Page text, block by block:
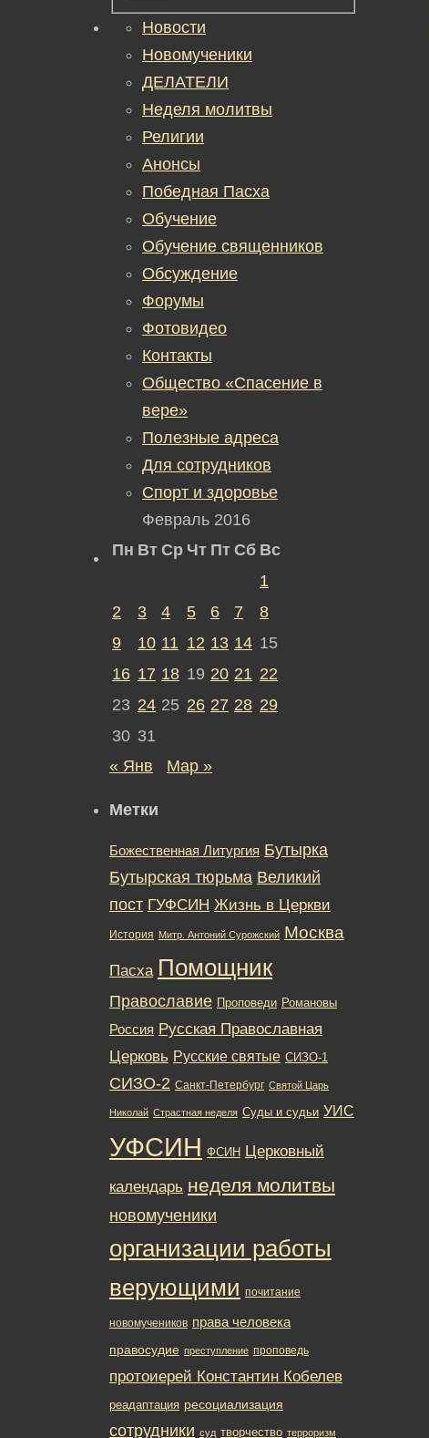
Новости
Новомученики
ДЕЛАТЕЛИ
Неделя молитвы
Религии
Анонсы
Победная Пасха
Обучение
Обучение священников
Обсуждение
Форумы
Фотовидео
Контакты
Общество «Спасение в
вере»
Полезные адреса
Для сотрудников
Спорт и здоровье
Февраль 2016
Пн Вт Ср Чт Пт Сб Вс
1
2
3 4 5 6 7
8
9
10 11 12 13 14 15
16 17 18 19 20 21 22
23 24 25 26 27 28 29
30 31
« Янв
Мар »
Метки
Божественная Литургия Бутырка
Бутырская тюрьма Великий
пост ГУФСИН Жизнь в Церкви
История Митр. Антоний Сурожский Москва
Пасха Помощник
Православие Проповеди Романовы
Россия Русская Православная
Церковь Русские святые СИЗО-1
СИЗО-2 Санкт-Петербург Святой Царь
Николай Страстная неделя Суды и судьи УИС
УФСИН ФСИН Церковный
календарь неделя молитвы
новомученики
организации работы
верующими почитание
новомучеников права человека
правосудие преступление проповедь
протоиерей Константин Кобелев
реадаптация ресоциализация
сотрудники суд творчество терроризм